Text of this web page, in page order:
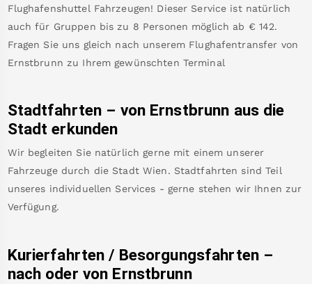
Flughafenshuttel Fahrzeugen! Dieser Service ist natürlich
auch für Gruppen bis zu 8 Personen möglich ab € 142.
Fragen Sie uns gleich nach unserem Flughafentransfer von
Ernstbrunn zu Ihrem gewünschten Terminal
Stadtfahrten – von Ernstbrunn aus die
Stadt erkunden
Wir begleiten Sie natürlich gerne mit einem unserer
Fahrzeuge durch die Stadt Wien. Stadtfahrten sind Teil
unseres individuellen Services - gerne stehen wir Ihnen zur
Verfügung.
Kurierfahrten / Besorgungsfahrten –
nach oder von Ernstbrunn